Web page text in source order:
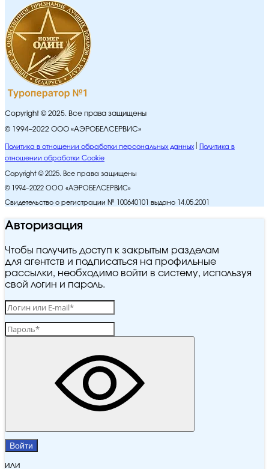
Copyright © 2025. Все права защищены
© 1994–2022 ООО «АЭРОБЕЛСЕРВИС»
Политика в отношении обработки персональных данных
Политика в
отношении обработки Cookie
Copyright © 2025. Все права защищены
© 1994–2022 ООО «АЭРОБЕЛСЕРВИС»
Свидетельство о регистрации № 100640101 выдано 14.05.2001
Авторизация
Чтобы получить доступ к закрытым разделам
для агентств и подписаться на профильные
рассылки, необходимо войти в систему, используя
свой логин и пароль.
Войти
или